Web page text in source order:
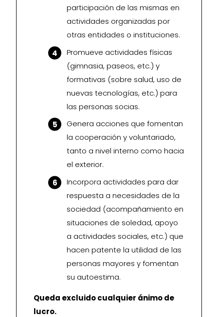
participación de las mismas en
actividades organizadas por
otras entidades o instituciones.
Promueve actividades físicas
(gimnasia, paseos, etc.) y
formativas (sobre salud, uso de
nuevas tecnologías, etc.) para
las personas socias.
Genera acciones que fomentan
la cooperación y voluntariado,
tanto a nivel interno como hacia
el exterior.
Incorpora actividades para dar
respuesta a necesidades de la
sociedad (acompañamiento en
situaciones de soledad, apoyo
a actividades sociales, etc.) que
hacen patente la utilidad de las
personas mayores y fomentan
su autoestima.
Queda excluido cualquier ánimo de
lucro.